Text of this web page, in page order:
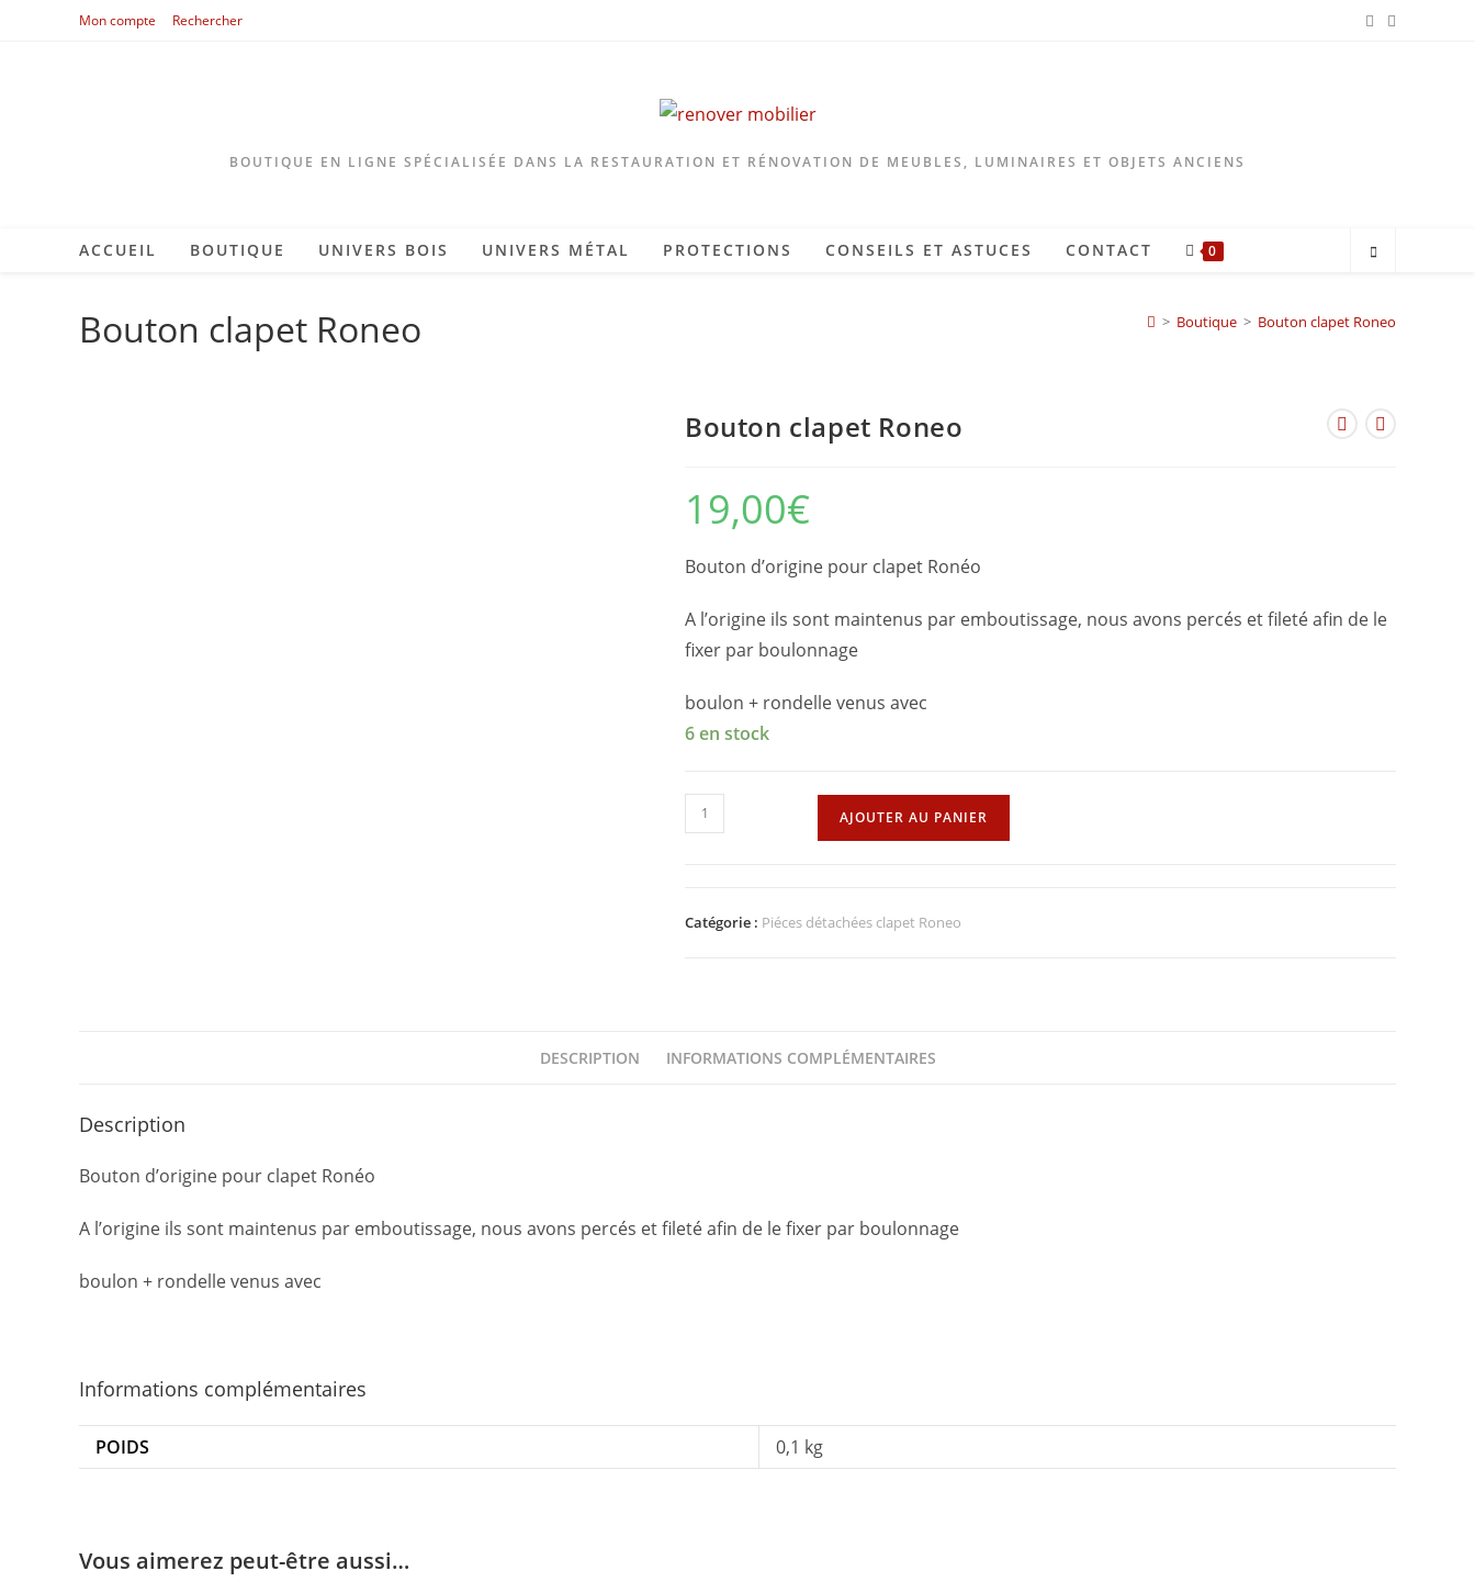
Mon compte Rechercher
BOUTIQUE EN LIGNE SPÉCIALISÉE DANS LA RESTAURATION ET RÉNOVATION DE MEUBLES, LUMINAIRES ET OBJETS ANCIENS
ACCUEIL BOUTIQUE UNIVERS BOIS UNIVERS MÉTAL PROTECTIONS CONSEILS ET ASTUCES CONTACT 0
Bouton clapet Roneo > Boutique > Bouton clapet Roneo
Bouton clapet Roneo
19,00€
Bouton d’origine pour clapet Ronéo
A l’origine ils sont maintenus par emboutissage, nous avons percés et fileté afin de le
fixer par boulonnage
boulon + rondelle venus avec
6 en stock
quantité
de
Roneo
AJOUTER AU PANIER
Catégorie : Piéces détachées clapet Roneo
DESCRIPTION INFORMATIONS COMPLÉMENTAIRES
Description
Bouton d’origine pour clapet Ronéo
A l’origine ils sont maintenus par emboutissage, nous avons percés et fileté afin de le fixer par boulonnage
boulon + rondelle venus avec
Informations complémentaires
POIDS 0,1 kg
Vous aimerez peut-être aussi…